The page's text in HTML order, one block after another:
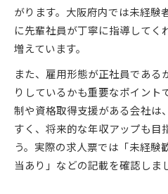
自動空調技術者が選
空調設備求人で重視
安定性と成長性を兼
定
空調設備求人の将来
がります。大阪府内では未経験
に先輩社員が丁寧に指導してく
増えています。
また、雇用形態が正社員である
りしているかも重要なポイント
制や資格取得支援がある会社は
すく、将来的な年収アップも目
う。実際の求人票では「未経験
当あり」などの記載を確認しま